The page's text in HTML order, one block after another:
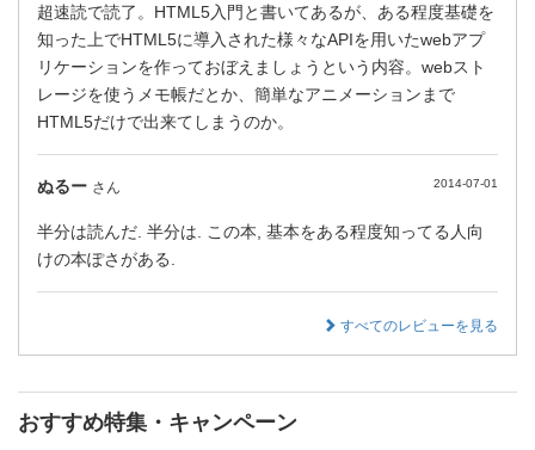
超速読で読了。HTML5入門と書いてあるが、ある程度基礎を
知った上でHTML5に導入された様々なAPIを用いたwebアプ
リケーションを作っておぼえましょうという内容。webスト
レージを使うメモ帳だとか、簡単なアニメーションまで
HTML5だけで出来てしまうのか。
ぬるー さん 2014-07-01
半分は読んだ. 半分は. この本, 基本をある程度知ってる人向
けの本ぽさがある.
すべてのレビューを見る
おすすめ特集・キャンペーン